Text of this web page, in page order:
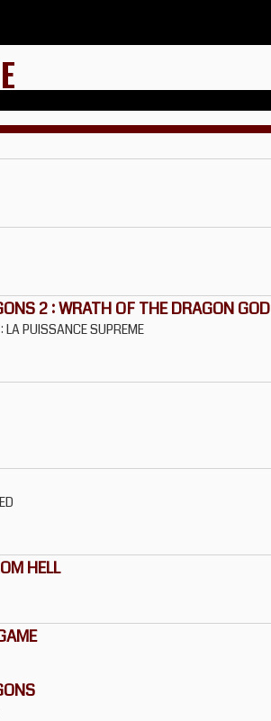
2 : WRATH OF THE DRAGON GOD
LA PUISSANCE SUPREME
HELL